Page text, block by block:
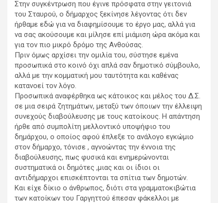
Στην συγκέντρωση που έγινε πρόσφατα στην γειτονιά
του Σταυρού, ο δήμαρχος ξεκίνησε λέγοντας ότι δεν
ήρθαμε εδώ για να διαφημίσουμε το έργο μας, αλλά για
να σας ακούσουμε και μίλησε επί μιάμιση ώρα ακόμα και
για τον πιο μικρό δρόμο της Ανθούσας.
Πριν όμως αρχίσει την ομιλία του, σύστησε εμένα
προσωπικά στο κοινό όχι απλά σαν δημοτικό σύμβουλο,
αλλά με την κομματική μου ταυτότητα και καθένας
κατανοεί τον λόγο.
Προσωπικά αναφέρθηκα ως κάτοικος και μέλος του Δ.Σ.
σε μια σειρά ζητημάτων, μεταξύ των όποιων την έλλειψη
συνεχούς διαβούλευσης με τους κατοίκους. Η απάντηση
ήρθε από συμπολίτη μελλοντικό υποψήφιο του
δημάρχου, ο οποίος αφού έπλεξε το ανάλογο εγκώμιο
στον δήμαρχο, τόνισε , αγνοώντας την έννοια της
διαβούλευσης, πως φυσικά και ενημερώνονται
συστηματικά οι δημότες ,μιας και οι ίδιοι οι
αντιδήμαρχοι επισκέπτονται τα σπίτια των δημοτών.
Και είχε δίκιο ο άνθρωπος, διότι στα γραμματοκιβώτια
των κατοίκων του Γαργηττού έπεσαν φάκελλοι με